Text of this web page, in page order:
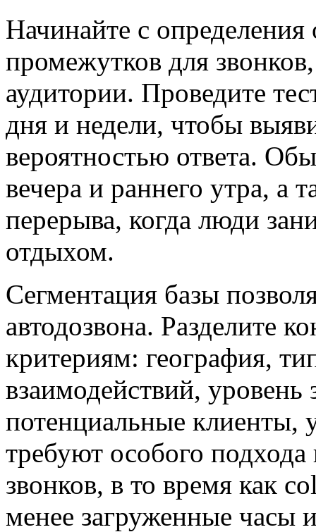
Начинайте с
промежутков для
аудитории. Проведите
дня и недели, чтобы
вероятностью ответа.
вечера и раннего утра, а
перерыва, когда люди
отдыхом.
Сегментация базы
автодозвона. Разделите
критериям: география,
взаимодействий,
потенциальные клиенты,
требуют особого подхода
звонков, в то время как
менее загруженные часы